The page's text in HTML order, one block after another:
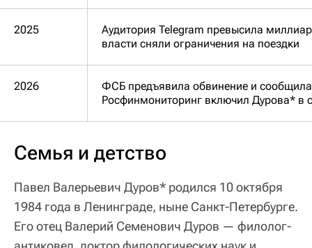
2025
Аудитория Telegram превысила
власти сняли ограничения на поездки
2026
ФСБ предъявила обвинение и
Росфинмониторинг включил Дурова* в
Семья и детство
Павел Валерьевич Дуров* родился 10 октября
1984 года в Ленинграде, ныне Санкт-Петербурге.
Его отец Валерий Семенович Дуров — филолог-